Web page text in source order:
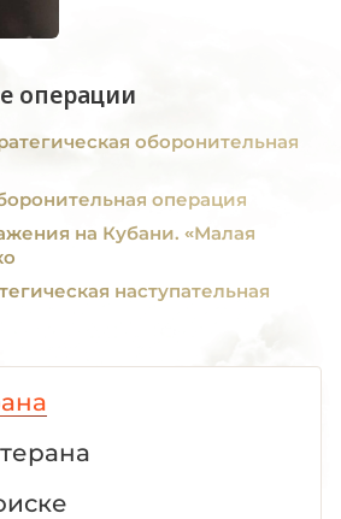
операции
оборонительная
операция
на Кубани. «Малая
наступательная